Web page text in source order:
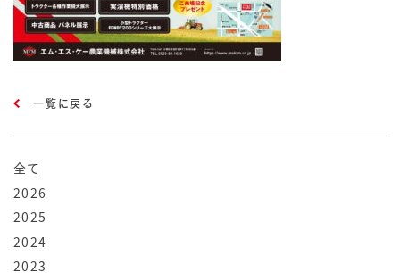
全て
2026
2025
2024
2023
一覧に戻る